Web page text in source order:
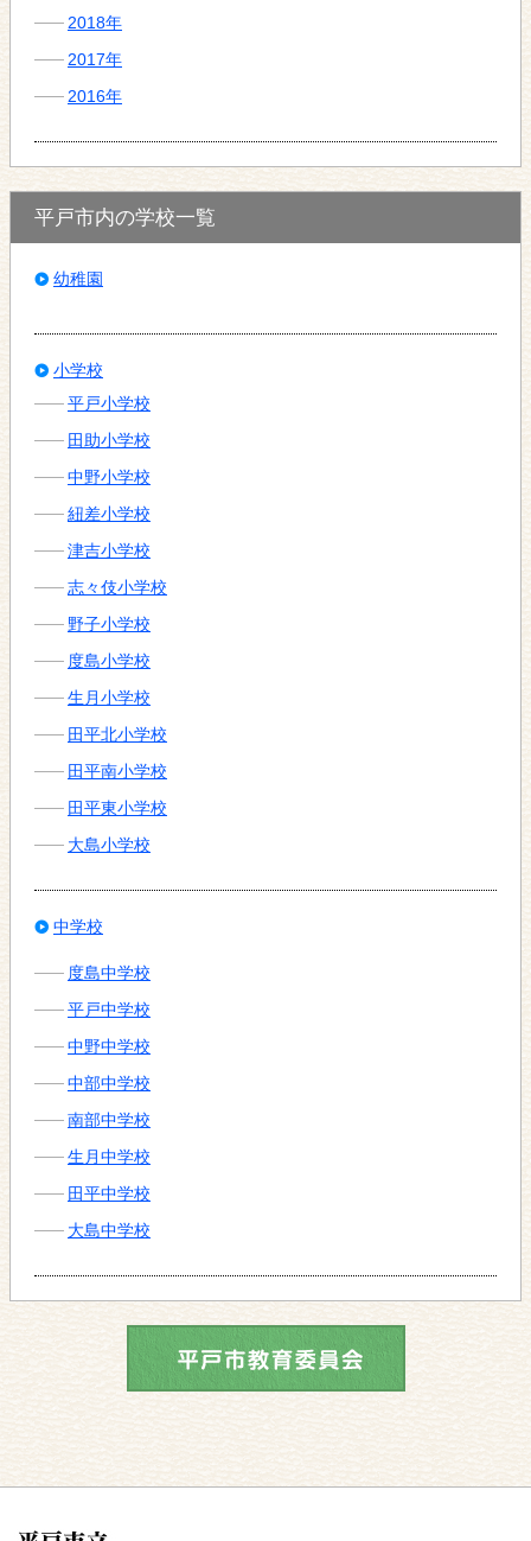
2018年
2017年
2016年
平戸市内の学校一覧
幼稚園
小学校
平戸小学校
田助小学校
中野小学校
紐差小学校
津吉小学校
志々伎小学校
野子小学校
度島小学校
生月小学校
田平北小学校
田平南小学校
田平東小学校
大島小学校
中学校
度島中学校
平戸中学校
中野中学校
中部中学校
南部中学校
生月中学校
田平中学校
大島中学校